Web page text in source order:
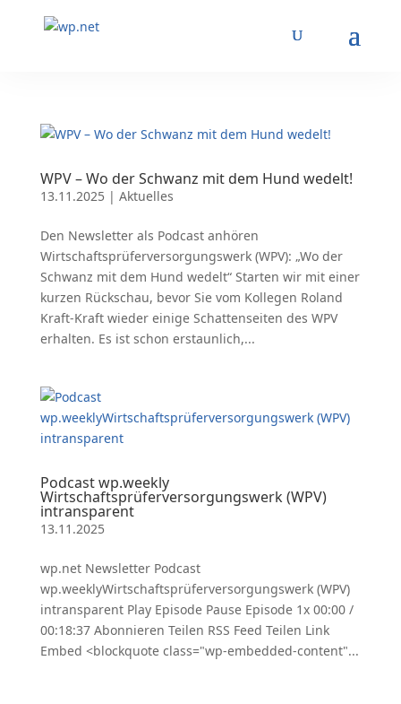
WPV – Wo der Schwanz mit dem Hund wedelt!
13.11.2025| Aktuelles
Den Newsletter als Podcast anhören
Wirtschaftsprüferversorgungswerk (WPV): „Wo der
Schwanz mit dem Hund wedelt“ Starten wir mit einer
kurzen Rückschau, bevor Sie vom Kollegen Roland
Kraft-Kraft wieder einige Schattenseiten des WPV
erhalten. Es ist schon erstaunlich,...
Podcast wp.weekly
Wirtschaftsprüferversorgungswerk (WPV)
intransparent
13.11.2025
wp.net Newsletter Podcast
wp.weeklyWirtschaftsprüferversorgungswerk (WPV)
intransparent Play Episode Pause Episode 1x 00:00 /
00:18:37 Abonnieren Teilen RSS Feed Teilen Link
Embed <blockquote class="wp-embedded-content"...